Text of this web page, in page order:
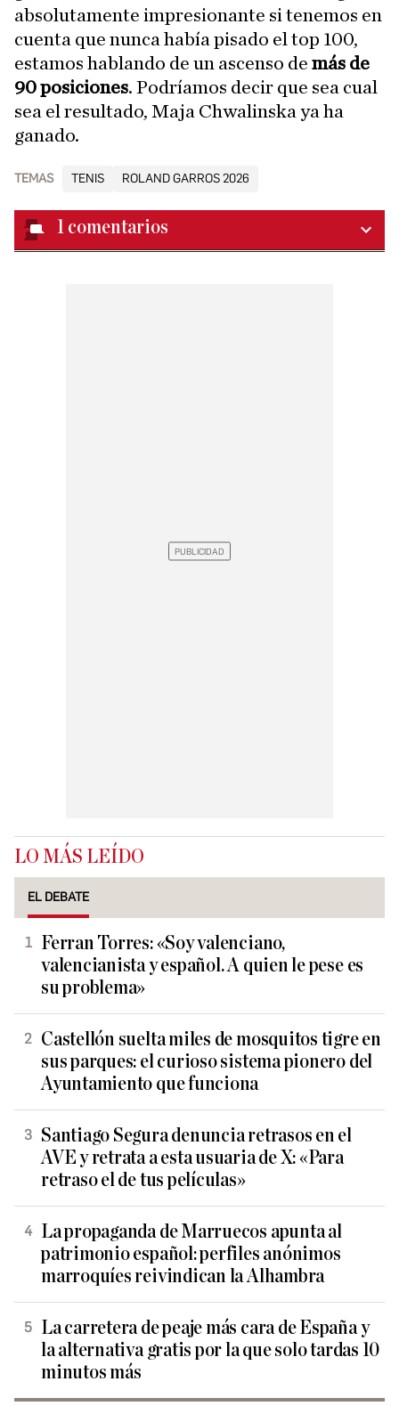
absolutamente impresionante si tenemos en
cuenta que nunca había pisado el top 100,
estamos hablando de un ascenso de más de
90 posiciones. Podríamos decir que sea cual
sea el resultado, Maja Chwalinska ya ha
ganado.
TEMAS TENIS ROLAND GARROS 2026
1 comentarios
LO MÁS LEÍDO
EL DEBATE
Ferran Torres: «Soy valenciano,
valencianista y español. A quien le pese es
su problema»
Castellón suelta miles de mosquitos tigre en
sus parques: el curioso sistema pionero del
Ayuntamiento que funciona
Santiago Segura denuncia retrasos en el
AVE y retrata a esta usuaria de X: «Para
retraso el de tus películas»
La propaganda de Marruecos apunta al
patrimonio español: perfiles anónimos
marroquíes reivindican la Alhambra
La carretera de peaje más cara de España y
la alternativa gratis por la que solo tardas 10
minutos más